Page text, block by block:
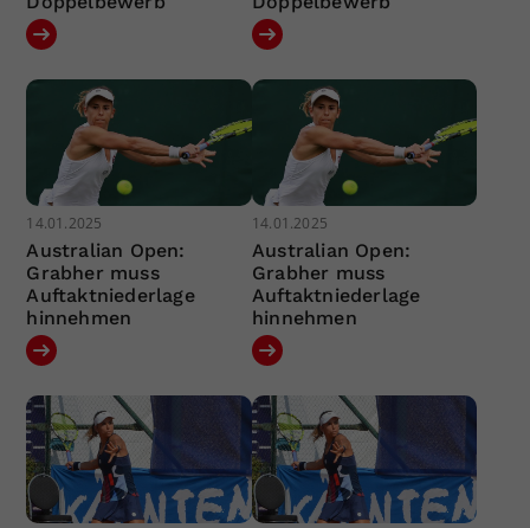
14.01.2025
Australian Open:
Grabher muss
Auftaktniederlage
hinnehmen
14.01.2025
Australian Open:
Grabher muss
Auftaktniederlage
hinnehmen